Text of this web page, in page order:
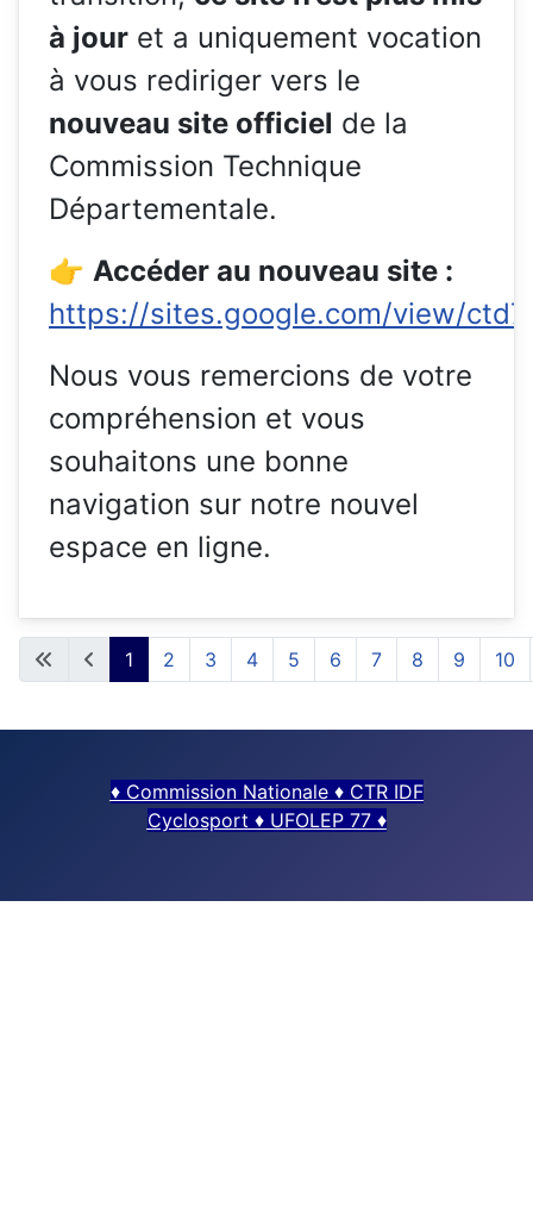
à jour et a uniquement vocation
à vous rediriger vers le
nouveau site officiel de la
Commission Technique
Départementale.
👉 Accéder au nouveau site :
https://sites.google.com/view/
Nous vous remercions de votre
compréhension et vous
souhaitons une bonne
navigation sur notre nouvel
espace en ligne.
1 2 3 4 5 6 7 8 9 10
♦ Commission Nationale ♦ CTR IDF
Cyclosport ♦ UFOLEP 77 ♦